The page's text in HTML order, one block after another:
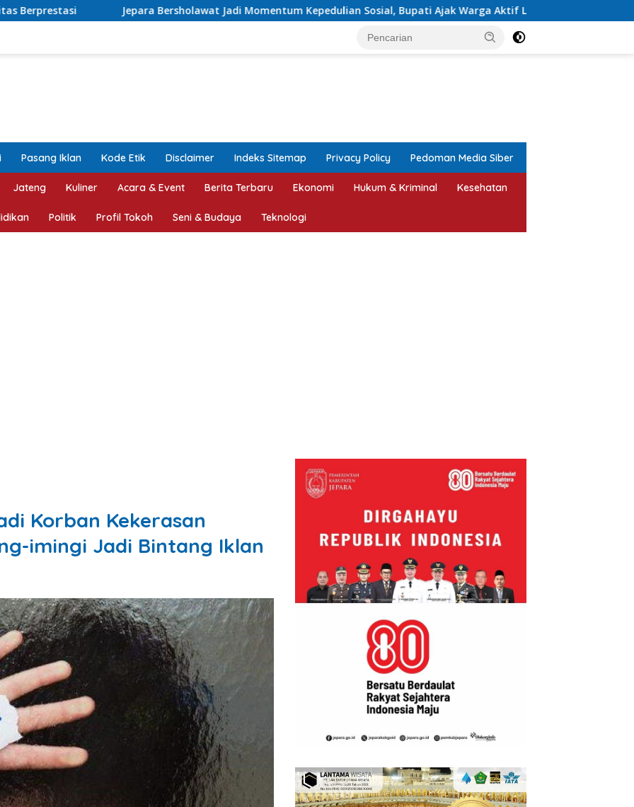
Bersholawat Jadi Momentum Kepedulian Sosial, Bupati Ajak Warga Aktif Laporkan Kesulitan Pangan
Pasang Iklan Kode Etik Disclaimer Indeks Sitemap Privacy Policy Pedoman Media Siber
Jateng Kuliner Acara & Event Berita Terbaru Ekonomi Hukum & Kriminal Kesehatan
Politik Profil Tokoh Seni & Budaya Teknologi
Korban Kekerasan
imingi Jadi Bintang Iklan